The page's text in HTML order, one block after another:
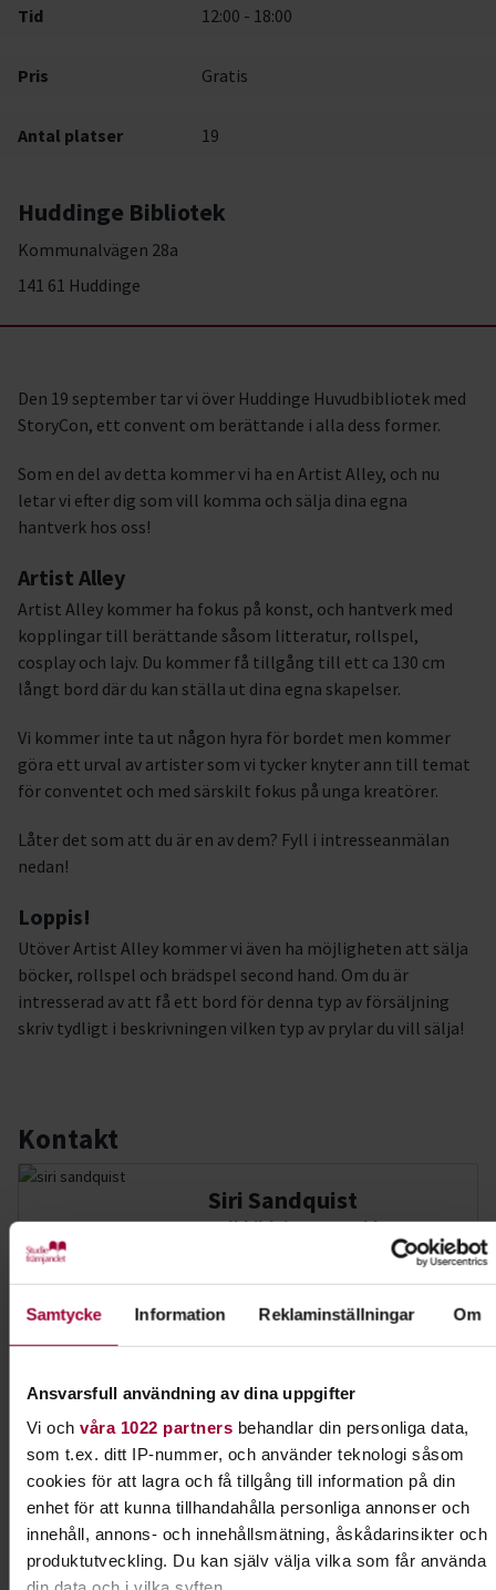
Samtycke Information Reklaminställningar Om
Ansvarsfull användning av dina uppgifter
Vi och våra 1022 partnersbehandlar din personliga data,
som t.ex. ditt IP-nummer, och använder teknologi såsom
cookies för att lagra och få tillgång till information på din
enhet för att kunna tillhandahålla personliga annonser och
innehåll, annons- och innehållsmätning, åskådarinsikter och
produktutveckling. Du kan själv välja vilka som får använda
Tid 12:00 - 18:00
Pris Gratis
Antal platser 19
Huddinge Bibliotek
Kommunalvägen 28a
141 61 Huddinge
Den 19 september tar vi över Huddinge Huvudbibliotek med
StoryCon, ett convent om berättande i alla dess former.
Som en del av detta kommer vi ha en Artist Alley, och nu
letar vi efter dig som vill komma och sälja dina egna
hantverk hos oss!
Artist Alley
Artist Alley kommer ha fokus på konst, och hantverk med
kopplingar till berättande såsom litteratur, rollspel,
cosplay och lajv. Du kommer få tillgång till ett ca 130 cm
långt bord där du kan ställa ut dina egna skapelser.
Vi kommer inte ta ut någon hyra för bordet men kommer
göra ett urval av artister som vi tycker knyter ann till temat
för conventet och med särskilt fokus på unga kreatörer.
Låter det som att du är en av dem? Fyll i intresseanmälan
nedan!
Loppis!
Utöver Artist Alley kommer vi även ha möjligheten att sälja
böcker, rollspel och brädspel second hand. Om du är
intresserad av att få ett bord för denna typ av försäljning
skriv tydligt i beskrivningen vilken typ av prylar du vill sälja!
Kontakt
Siri Sandquist
Folkbildningsutvecklare
Skicka e-post
Dela: Facebook LinkedIn
Konst, design & hantverk
Teckna manga, snickra en hylla, sy en dräkt eller
tillverka ett halsband. Hos Studiefrämjandet kan
du skapa och utveckla din kreativitet!